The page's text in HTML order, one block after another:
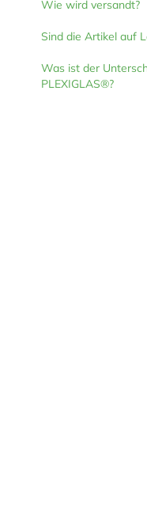
Wie wird versandt?
Sind die Artikel auf
Was ist der
PLEXIGLAS®?